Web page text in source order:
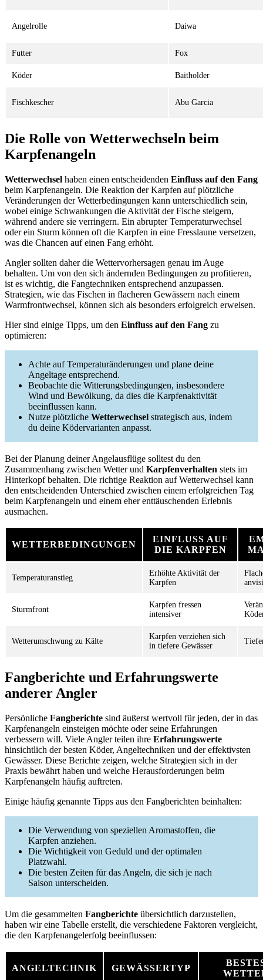
Angelrolle Daiwa
Futter Fox
Köder Baitholder
Fischkescher Abu Garcia
Die Rolle von Wetterwechseln beim
Karpfenangeln
Wetterwechsel haben einen entscheidenden Einfluss auf den Fang
beim Karpfenangeln. Die Reaktion der Karpfen auf plötzliche
Veränderungen der Wetterbedingungen kann unterschiedlich sein,
wobei einige Schwankungen die Aktivität der Fische steigern,
während andere sie verringern. Ein abrupter Temperaturwechsel
oder ein Sturm können oft die Karpfen in eine Fresslaune versetzen,
was die Chancen auf einen Fang erhöht.
Angler sollten daher die Wettervorhersagen genau im Auge
behalten. Um von den sich ändernden Bedingungen zu profitieren,
ist es wichtig, die Fangtechniken entsprechend anzupassen.
Strategien, wie das Fischen in flacheren Gewässern nach einem
Warmfrontwechsel, können sich als besonders erfolgreich erweisen.
Hier sind einige Tipps, um den Einfluss auf den Fang zu
optimieren:
Achte auf Temperaturänderungen und plane deine
Angeltage entsprechend.
Beobachte die Witterungsbedingungen, insbesondere
Wind und Bewölkung, da dies die Karpfenaktivität
beeinflussen kann.
Nutze plötzliche Wetterwechsel strategisch aus, indem
du deine Ködervarianten anpasst.
Bei der Planung deiner Angelausflüge solltest du den
Zusammenhang zwischen Wetter und Karpfenverhalten stets im
Hinterkopf behalten. Die richtige Reaktion auf Wetterwechsel kann
den entscheidenden Unterschied zwischen einem erfolgreichen Tag
beim Karpfenangeln und einem eher enttäuschenden Erlebnis
ausmachen.
WETTERBEDINGUNGEN
EINFLUSS AUF
DIE KARPFEN
Temperaturanstieg
Erhöhte Aktivität der
Karpfen
Sturmfront
Karpfen fressen
intensiver
Wetterumschwung zu Kälte
Karpfen verziehen sich
in tiefere Gewässer
Fangberichte und Erfahrungswerte
anderer Angler
Persönliche Fangberichte sind äußerst wertvoll für jeden, der in das
Karpfenangeln einsteigen möchte oder seine Erfahrungen
verbessern will. Viele Angler teilen ihre Erfahrungswerte
hinsichtlich der besten Köder, Angeltechniken und der effektivsten
Gewässer. Diese Berichte zeigen, welche Strategien sich in der
Praxis bewährt haben und welche Herausforderungen beim
Karpfenangeln häufig auftreten.
Einige häufig genannte Tipps aus den Fangberichten beinhalten:
Die Verwendung von speziellen Aromastoffen, die
Karpfen anziehen.
Die Wichtigkeit von Geduld und der optimalen
Platzwahl.
Die besten Zeiten für das Angeln, die sich je nach
Saison unterscheiden.
Um die gesammelten Fangberichte übersichtlich darzustellen,
haben wir eine Tabelle erstellt, die verschiedene Faktoren vergleicht,
die den Karpfenangelerfolg beeinflussen:
ANGELTECHNIK GEWÄSSERTYP